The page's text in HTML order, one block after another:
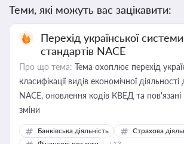
Теми, які можуть вас зацікавити:
Перехід української
стандартів NACE
Про що тема: Тема охоплює перехід
класифікації видів економічної
NACE, оновлення кодів КВЕД та пов'язані
зміни
Банківська діяльність
Страхова